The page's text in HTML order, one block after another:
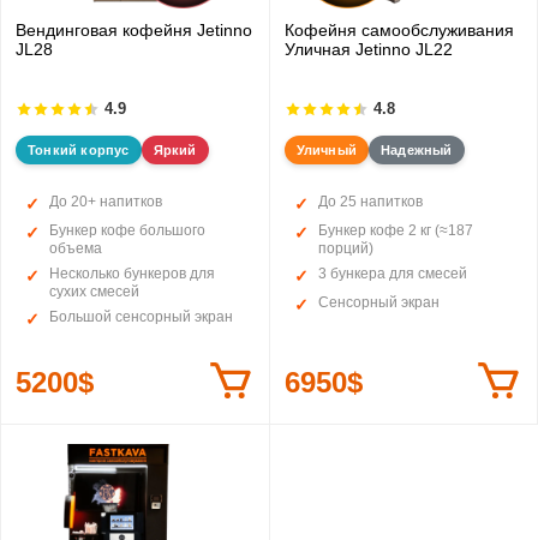
Вендинговая кофейня Jetinno
JL28
4.9
Тонкий корпус Яркий
До 20+ напитков
Бункер кофе большого
объема
Несколько бункеров для
сухих смесей
Большой сенсорный экран
5200$
Кофейня самообслуживания
Уличная Jetinno JL22
4.8
Уличный Надежный
До 25 напитков
Бункер кофе 2 кг (≈187
порций)
3 бункера для смесей
Сенсорный экран
6950$